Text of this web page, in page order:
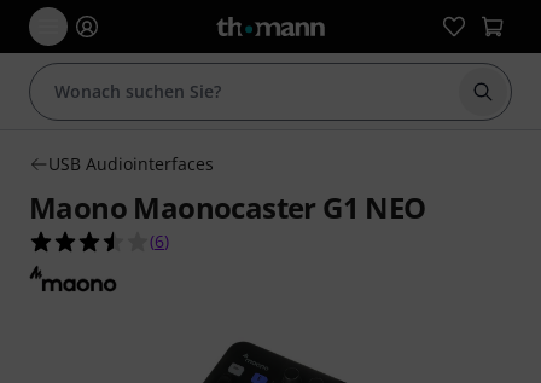
Suche
USB Audiointerfaces
Maono Maonocaster G1 NEO
3.5 von 5 Sternen aus 6 Kundenbewertungen
(6)